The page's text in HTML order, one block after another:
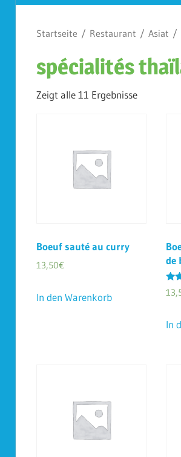
Koplescht
Startseite / Restaurant / Asiat /
spécialités
Zeigt alle 11 Ergebnisse
Boeuf sauté au curry
13,50€
In den Warenkorb
de
mit
In